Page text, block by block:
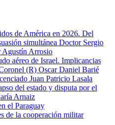
de América en 2026. Del
simultánea Doctor Sergio
Agustín Arrosio
aéreo de Israel. Implicancias
(R) Oscar Daniel Barié
Juan Patricio Lasala
del estado y disputa por el
Arnaiz
el Paraguay
de la cooperación militar